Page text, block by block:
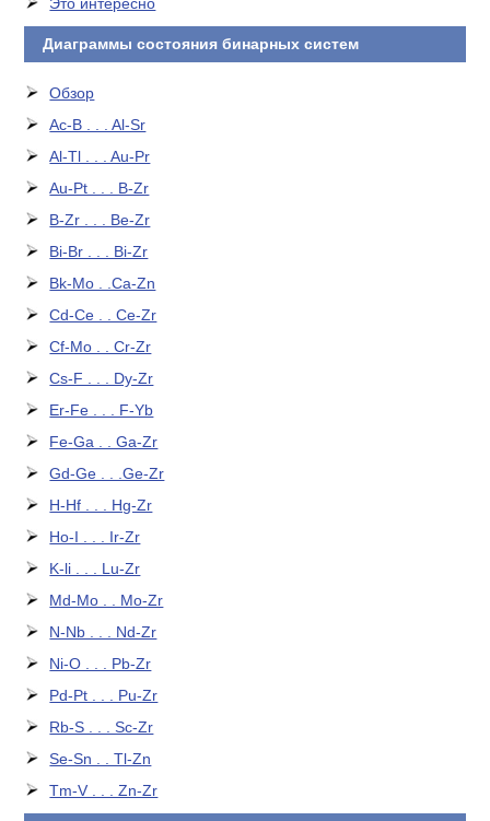
Диаграммы состояния бинарных систем
Обзор
Ac-B . . . Al-Sr
Al-Tl . . . Au-Pr
Au-Pt . . . B-Zr
B-Zr . . . Be-Zr
Bi-Br . . . Bi-Zr
Bk-Mo . .Ca-Zn
Cd-Ce . . Ce-Zr
Cf-Mo . . Cr-Zr
Cs-F . . . Dy-Zr
Er-Fe . . . F-Yb
Fe-Ga . . Ga-Zr
Gd-Ge . . .Ge-Zr
H-Hf . . . Hg-Zr
Ho-I . . . Ir-Zr
K-li . . . Lu-Zr
Md-Mo . . Mo-Zr
N-Nb . . . Nd-Zr
Ni-O . . . Pb-Zr
Pd-Pt . . . Pu-Zr
Rb-S . . . Sc-Zr
Se-Sn . . Tl-Zn
Tm-V . . . Zn-Zr